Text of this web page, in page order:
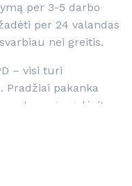
per 3-5 darbo
per 24 valandas
nei greitis.
– visi turi
Pradžiai pakanka
augs, galėsite